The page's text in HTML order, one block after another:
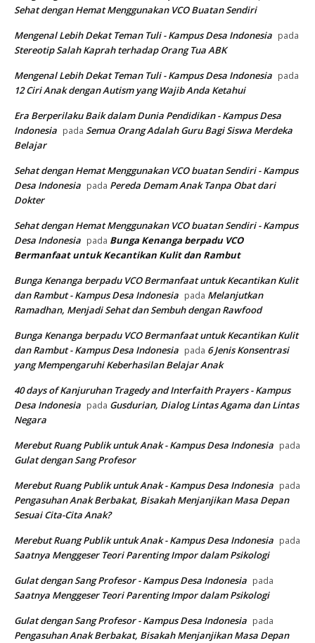
Sehat dengan Hemat Menggunakan VCO Buatan Sendiri
Mengenal Lebih Dekat Teman Tuli - Kampus Desa Indonesia pada
Stereotip Salah Kaprah terhadap Orang Tua ABK
Mengenal Lebih Dekat Teman Tuli - Kampus Desa Indonesia pada
12 Ciri Anak dengan Autism yang Wajib Anda Ketahui
Era Berperilaku Baik dalam Dunia Pendidikan - Kampus Desa
Indonesia pada Semua Orang Adalah Guru Bagi Siswa Merdeka
Belajar
Sehat dengan Hemat Menggunakan VCO buatan Sendiri - Kampus
Desa Indonesia pada Pereda Demam Anak Tanpa Obat dari
Dokter
Sehat dengan Hemat Menggunakan VCO buatan Sendiri - Kampus
Desa Indonesia pada Bunga Kenanga berpadu VCO
Bermanfaat untuk Kecantikan Kulit dan Rambut
Bunga Kenanga berpadu VCO Bermanfaat untuk Kecantikan Kulit
dan Rambut - Kampus Desa Indonesia pada Melanjutkan
Ramadhan, Menjadi Sehat dan Sembuh dengan Rawfood
Bunga Kenanga berpadu VCO Bermanfaat untuk Kecantikan Kulit
dan Rambut - Kampus Desa Indonesia pada 6 Jenis Konsentrasi
yang Mempengaruhi Keberhasilan Belajar Anak
40 days of Kanjuruhan Tragedy and Interfaith Prayers - Kampus
Desa Indonesia pada Gusdurian, Dialog Lintas Agama dan Lintas
Negara
Merebut Ruang Publik untuk Anak - Kampus Desa Indonesia pada
Gulat dengan Sang Profesor
Merebut Ruang Publik untuk Anak - Kampus Desa Indonesia pada
Pengasuhan Anak Berbakat, Bisakah Menjanjikan Masa Depan
Sesuai Cita-Cita Anak?
Merebut Ruang Publik untuk Anak - Kampus Desa Indonesia pada
Saatnya Menggeser Teori Parenting Impor dalam Psikologi
Gulat dengan Sang Profesor - Kampus Desa Indonesia pada
Saatnya Menggeser Teori Parenting Impor dalam Psikologi
Gulat dengan Sang Profesor - Kampus Desa Indonesia pada
Pengasuhan Anak Berbakat, Bisakah Menjanjikan Masa Depan